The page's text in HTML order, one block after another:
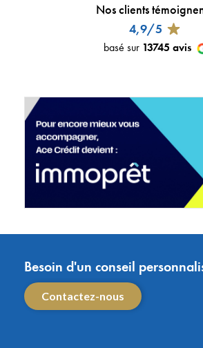
Nos clients
4,9/5
basé sur 13745 avis
Besoin d'un conseil
Contactez-nous